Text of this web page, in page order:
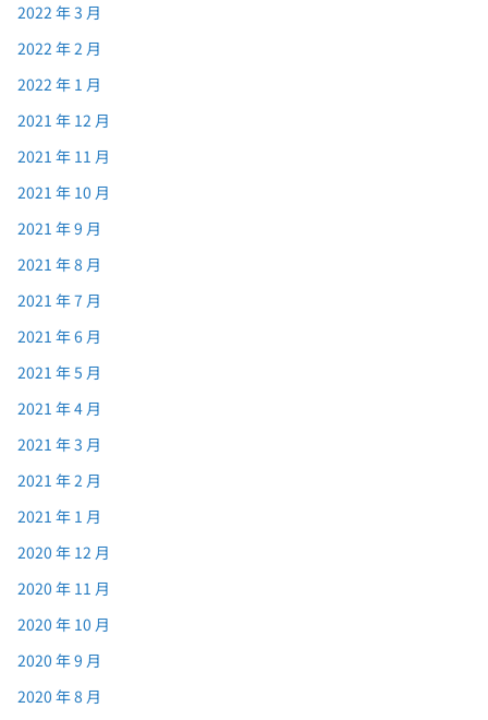
2022 年 3 月
2022 年 2 月
2022 年 1 月
2021 年 12 月
2021 年 11 月
2021 年 10 月
2021 年 9 月
2021 年 8 月
2021 年 7 月
2021 年 6 月
2021 年 5 月
2021 年 4 月
2021 年 3 月
2021 年 2 月
2021 年 1 月
2020 年 12 月
2020 年 11 月
2020 年 10 月
2020 年 9 月
2020 年 8 月